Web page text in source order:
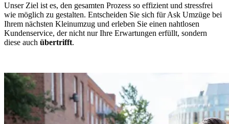
Unser Ziel ist es, den gesamten Prozess so effizient und stressfrei
wie möglich zu gestalten. Entscheiden Sie sich für Ask Umzüge bei
Ihrem nächsten Kleinumzug und erleben Sie einen nahtlosen
Kundenservice, der nicht nur Ihre Erwartungen erfüllt, sondern
diese auch übertrifft.